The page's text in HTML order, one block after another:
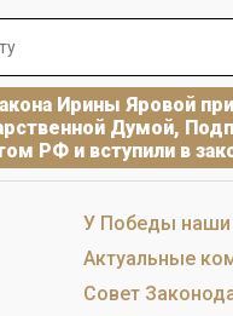
Ирины Яровой
Думой,
РФ и вступили в
У Победы наши
Актуальные
Совет